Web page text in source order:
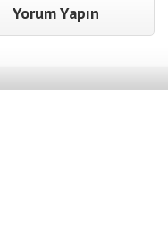
Yorum Yapın